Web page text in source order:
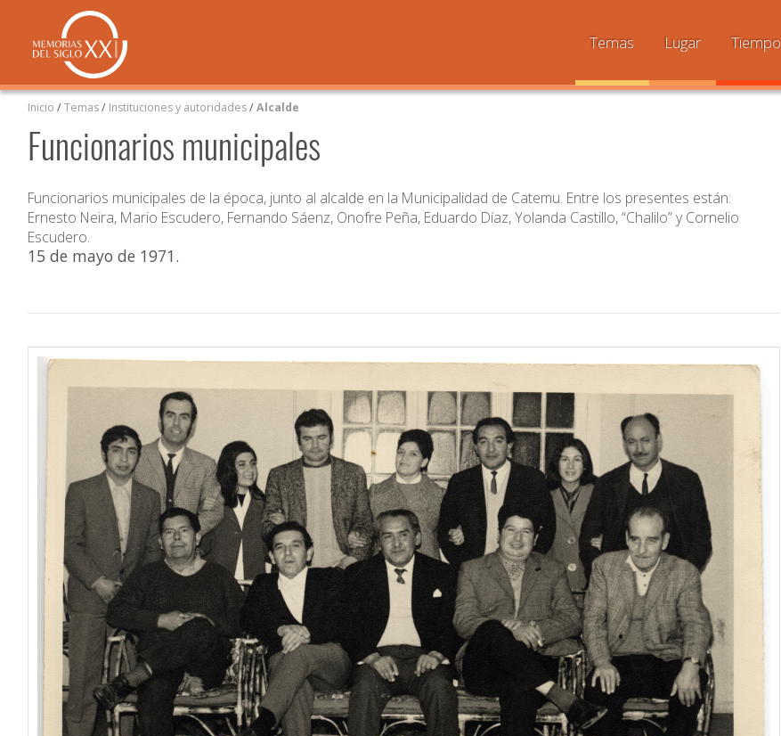
Temas Lugar Tiempo
Inicio /Temas/ Instituciones y autoridades/Alcalde
Funcionarios municipales
Funcionarios municipales de la época, junto al alcalde en la Municipalidad de Catemu. Entre los presentes están:
Ernesto Neira, Mario Escudero, Fernando Sáenz, Onofre Peña, Eduardo Díaz, Yolanda Castillo, “Chalilo” y Cornelio
Escudero.
15 de mayo de 1971.